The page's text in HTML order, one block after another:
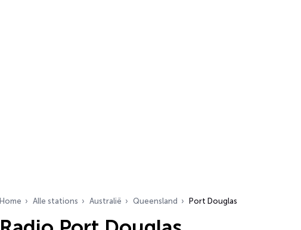
Home Alle stations Australië Queensland Port Douglas